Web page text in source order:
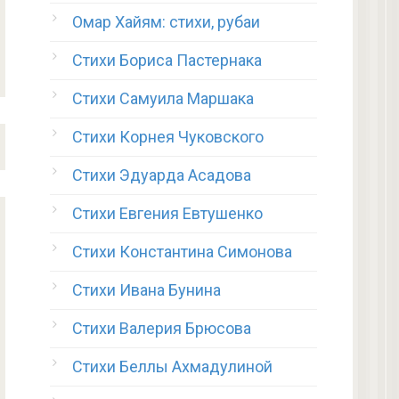
Омар Хайям: стихи, рубаи
Стихи Бориса Пастернака
Стихи Самуила Маршака
Стихи Корнея Чуковского
Стихи Эдуарда Асадова
Стихи Евгения Евтушенко
Стихи Константина Симонова
Стихи Ивана Бунина
Стихи Валерия Брюсова
Стихи Беллы Ахмадулиной